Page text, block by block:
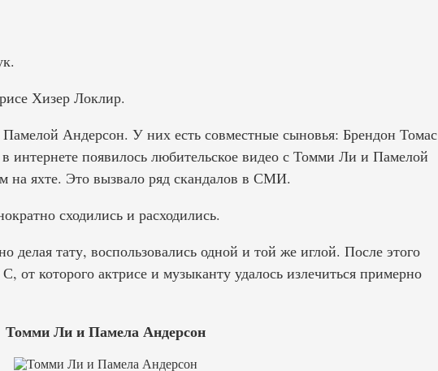
Хизер Локлир.
Памелой Андерсон. У них есть совместные сыновья: Брендон Томас
интернете появилось любительское видео с Томми Ли и Памелой
на яхте. Это вызвало ряд скандалов в СМИ.
сходились и расходились.
делая тату, воспользовались одной и той же иглой. После этого
от которого актрисе и музыканту удалось излечиться примерно
Томми Ли и Памела Андерсон